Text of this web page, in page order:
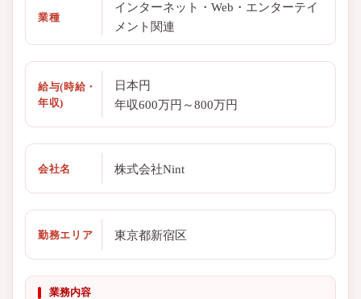
業種
インターネット・Web・エンターテイ
メント関連
給与(時給・
年収)
日本円
年収600万円～800万円
会社名 株式会社Nint
勤務エリア 東京都新宿区
業務内容